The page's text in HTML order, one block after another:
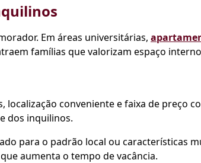
Em áreas universitárias,
famílias que valorizam espaço
localização conveniente e faixa de preço
dos inquilinos.
para o padrão local ou características
aumenta o tempo de vacância.